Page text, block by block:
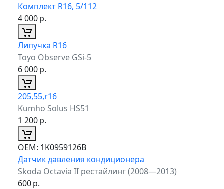
Комплект R16, 5/112
4 000р.
Липучка R16
Toyo Observe GSi-5
6 000р.
205,55,r16
Kumho Solus HS51
1 200р.
ОЕМ: 1K0959126B
Датчик давления кондиционера
Skoda Octavia II рестайлинг (2008—2013)
600р.